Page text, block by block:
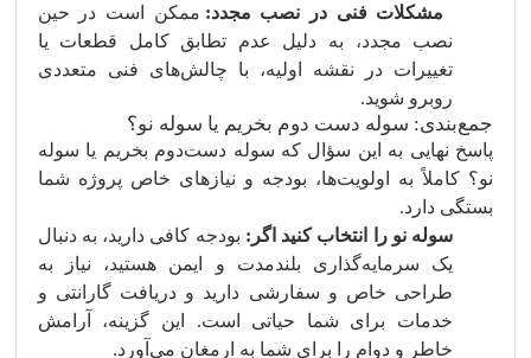
مشکلات فنی در نصب مجدد: ممکن است در حین
نصب مجدد، به دلیل عدم تطابق کامل قطعات یا
تغییرات در نقشه اولیه، با چالش‌های فنی متعددی
روبرو شوید.
جمع‌بندی: سوله دست‌ دوم بخریم یا سوله نو؟
پاسخ نهایی به این سؤال که سوله دست‌دوم بخریم یا سوله
نو؟ کاملاً به اولویت‌ها، بودجه و نیازهای خاص پروژه شما
بستگی دارد.
سوله نو را انتخاب کنید اگر: بودجه کافی دارید، به دنبال
یک سرمایه‌گذاری بلندمدت و ایمن هستید، نیاز به
طراحی خاص و سفارشی دارید و دریافت گارانتی و
خدمات برای شما حیاتی است. این گزینه، آرامش
خاطر و دوام را برای شما به ارمغان می‌آورد.